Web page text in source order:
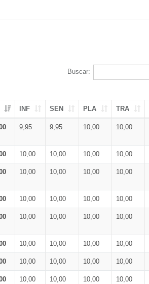
Buscar:
INF SEN PLA TRA
9,95 9,95 10,00 10,00
10,00 10,00 10,00 10,00
10,00 10,00 10,00 10,00
10,00 10,00 10,00 10,00
10,00 10,00 10,00 10,00
10,00 10,00 10,00 10,00
10,00 10,00 10,00 10,00
10,00 10,00 10,00 10,00